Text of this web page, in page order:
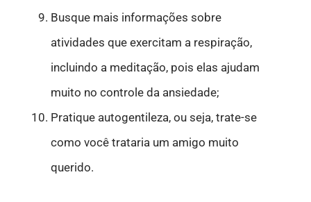
Busque mais informações sobre
atividades que exercitam a respiração,
incluindo a meditação, pois elas ajudam
muito no controle da ansiedade;
Pratique autogentileza, ou seja, trate-se
como você trataria um amigo muito
querido.